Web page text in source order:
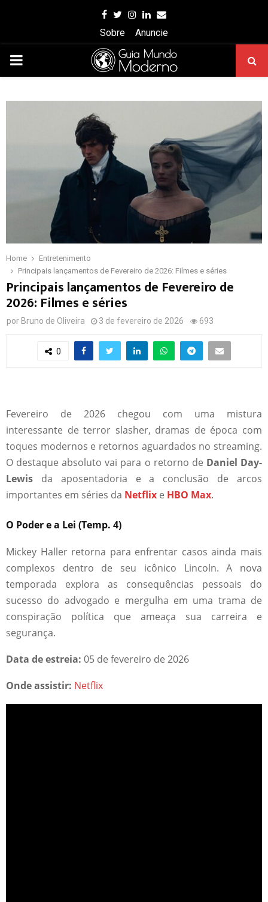
Facebook
Twitter
Instagram
Linkedin
Email
Sobre
Anuncie
PRIMARY
Home
Entretenimento
Principais lançamentos de Fevereiro de 2026: Filmes e séries
Principais lançamentos de Fevereiro de
2026: Filmes e séries
por Bruno de Oliveira 3 de fevereiro de 2026 693
0
Fevereiro de 2026 chegou com uma mistura
interessante de terror slasher, dramas de época com
toques modernos e retornos aguardados no streaming.
O destaque absoluto vai para o retorno de Daniel Day-
Lewis da aposentadoria e a conclusão de arcos
importantes em séries da Netflix e HBO Max.
O Poder e a Lei (Temp. 4)
Mickey Haller retorna para enfrentar casos ainda mais
complexos dentro de seu icônico Lincoln. A nova
temporada explora as consequências pessoais do
sucesso do advogado e mergulha em uma trama de
conspiração política que ameaça sua carreira e
segurança.
Data de estreia: 05 de fevereiro de 2026
Onde assistir: Netflix